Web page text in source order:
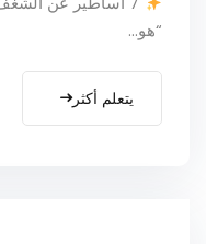
“هو...
يتعلم أكثر